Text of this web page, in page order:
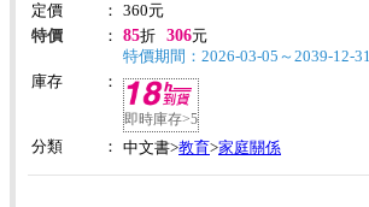
定價
： 360元
特價
： 85折 306元
特價期間：2026-03-05～2039-12-31
庫存
：
即時庫存>5
分類
： 中文書>教育>家庭關係